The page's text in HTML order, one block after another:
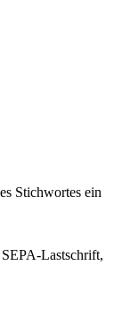
Stichwortes ein
Lastschrift,